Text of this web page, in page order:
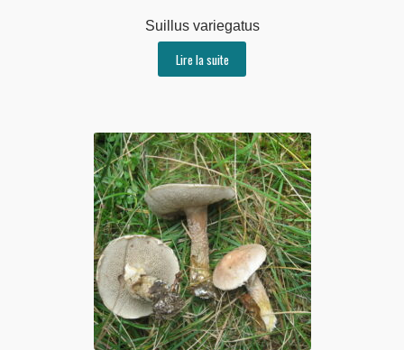
Suillus variegatus
Lire la suite